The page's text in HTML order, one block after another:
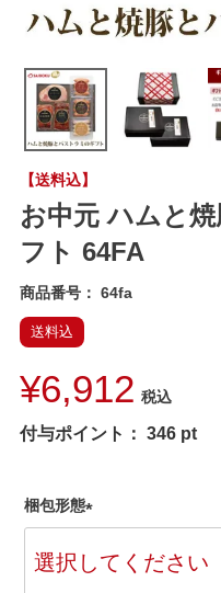
【送料込】
お中元 ハムと
フト 64FA
商品番号 64fa
送料込
¥6,912 税込
付与ポイント： 346 pt
梱包形態
必